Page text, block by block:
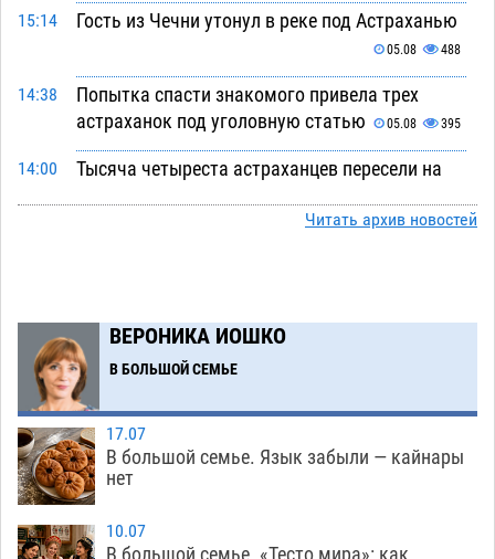
15:14 Гость из Чечни утонул в реке под Астраханью
05.08 488
14:38
Попытка спасти знакомого привела трех
астраханок под уголовную статью
05.08 395
14:00
Тысяча четыреста астраханцев пересели на
12:51
Младенец погиб в крупном пожаре в
Астрахани
12:23
У астраханца в морозильной камере
обнаружили почти полсотни стерлядей
410
выплатит миллионный ущерб за смертельную
Читать архив новостей
ВЕРОНИКА ИОШКО
В БОЛЬШОЙ СЕМЬЕ
17.07
В большой семье. Язык забыли — кайнары
нет
10.07